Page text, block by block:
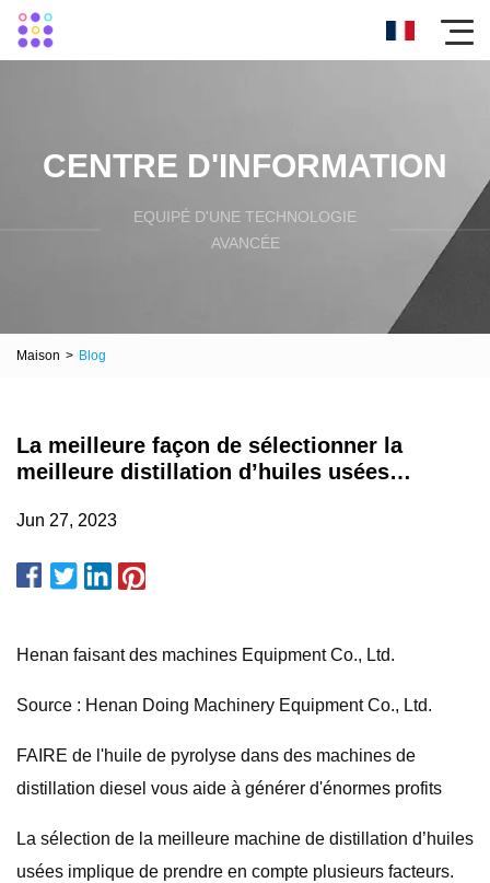
CENTRE D'INFORMATION
EQUIPÉ D'UNE TECHNOLOGIE
AVANCÉE
Maison > Blog
La meilleure façon de sélectionner la
meilleure distillation d’huiles usées…
Jun 27, 2023
Henan faisant des machines Equipment Co., Ltd.
Source : Henan Doing Machinery Equipment Co., Ltd.
FAIRE de l'huile de pyrolyse dans des machines de
distillation diesel vous aide à générer d'énormes profits
La sélection de la meilleure machine de distillation d’huiles
usées implique de prendre en compte plusieurs facteurs.